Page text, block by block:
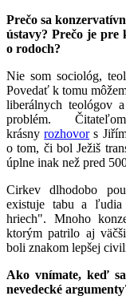
Prečo sa
ústavy? Prečo je
o rodoch?
Nie som sociológ,
Povedať k tomu
liberálnych teológov
problém.
krásnyrozhovors
o tom, či bol Ježiš
úplne inak než pred
Cirkev dlhodobo
existuje tabu a
hriech". Mnoho
ktorým patrilo aj
boli znakom lepšej
Ako vnímate, keď
nevedecké